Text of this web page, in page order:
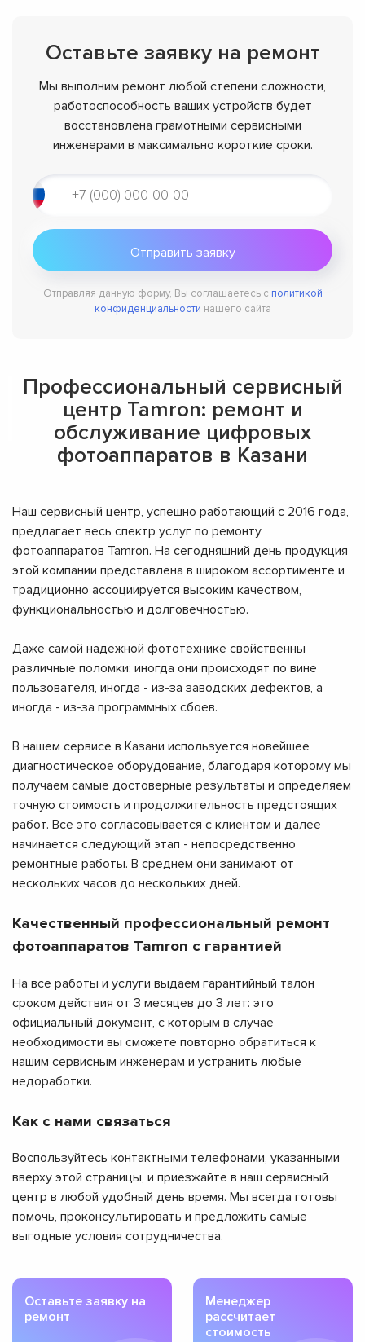
Оставьте заявку на ремонт
Мы выполним ремонт любой степени сложности,
работоспособность ваших устройств будет
восстановлена грамотными сервисными
инженерами в максимально короткие сроки.
Отправляя данную форму, Вы соглашаетесь с политикой
конфиденциальности нашего сайта
Профессиональный сервисный
центр Tamron: ремонт и
обслуживание цифровых
фотоаппаратов в Казани
Наш сервисный центр, успешно работающий с 2016 года,
предлагает весь спектр услуг по ремонту
фотоаппаратов Tamron. На сегодняшний день продукция
этой компании представлена в широком ассортименте и
традиционно ассоциируется высоким качеством,
функциональностью и долговечностью.
Даже самой надежной фототехнике свойственны
различные поломки: иногда они происходят по вине
пользователя, иногда - из-за заводских дефектов, а
иногда - из-за программных сбоев.
В нашем сервисе в Казани используется новейшее
диагностическое оборудование, благодаря которому мы
получаем самые достоверные результаты и определяем
точную стоимость и продолжительность предстоящих
работ. Все это согласовывается с клиентом и далее
начинается следующий этап - непосредственно
ремонтные работы. В среднем они занимают от
нескольких часов до нескольких дней.
Качественный профессиональный ремонт
фотоаппаратов Tamron с гарантией
На все работы и услуги выдаем гарантийный талон
сроком действия от 3 месяцев до 3 лет: это
официальный документ, с которым в случае
необходимости вы сможете повторно обратиться к
нашим сервисным инженерам и устранить любые
недоработки.
Как с нами связаться
Воспользуйтесь контактными телефонами, указанными
вверху этой страницы, и приезжайте в наш сервисный
центр в любой удобный день время. Мы всегда готовы
помочь, проконсультировать и предложить самые
выгодные условия сотрудничества.
Оставьте заявку на
ремонт
Менеджер
рассчитает
стоимость